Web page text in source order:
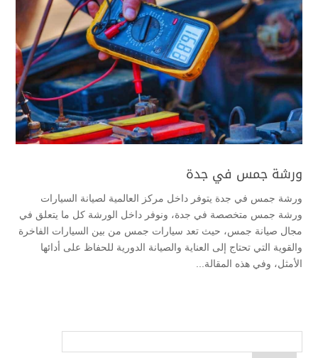
ورشة جمس في جدة
ورشة جمس في جدة يتوفر داخل مركز العالمية لصيانة السيارات
ورشة جمس متخصصة في جدة، ونوفر داخل الورشة كل ما يتعلق في
مجال صيانة جمس، حيث تعد سيارات جمس من بين السيارات الفاخرة
والقوية التي تحتاج إلى العناية والصيانة الدورية للحفاظ على أدائها
الأمثل، وفي هذه المقالة...